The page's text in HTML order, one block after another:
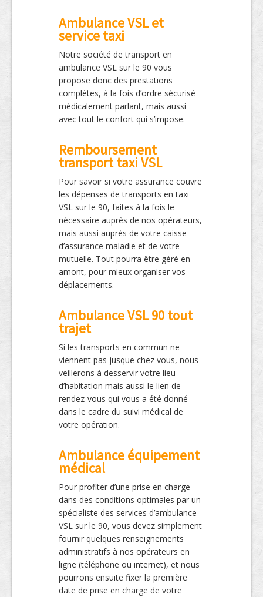
Ambulance VSL et
service taxi
Notre société de transport en
ambulance VSL sur le 90 vous
propose donc des prestations
complètes, à la fois d’ordre sécurisé
médicalement parlant, mais aussi
avec tout le confort qui s’impose.
Remboursement
transport taxi VSL
Pour savoir si votre assurance couvre
les dépenses de transports en taxi
VSL sur le 90, faites à la fois le
nécessaire auprès de nos opérateurs,
mais aussi auprès de votre caisse
d’assurance maladie et de votre
mutuelle. Tout pourra être géré en
amont, pour mieux organiser vos
déplacements.
Ambulance VSL 90 tout
trajet
Si les transports en commun ne
viennent pas jusque chez vous, nous
veillerons à desservir votre lieu
d’habitation mais aussi le lien de
rendez-vous qui vous a été donné
dans le cadre du suivi médical de
votre opération.
Ambulance équipement
médical
Pour profiter d’une prise en charge
dans des conditions optimales par un
spécialiste des services d’ambulance
VSL sur le 90, vous devez simplement
fournir quelques renseignements
administratifs à nos opérateurs en
ligne (téléphone ou internet), et nous
pourrons ensuite fixer la première
date de prise en charge de votre